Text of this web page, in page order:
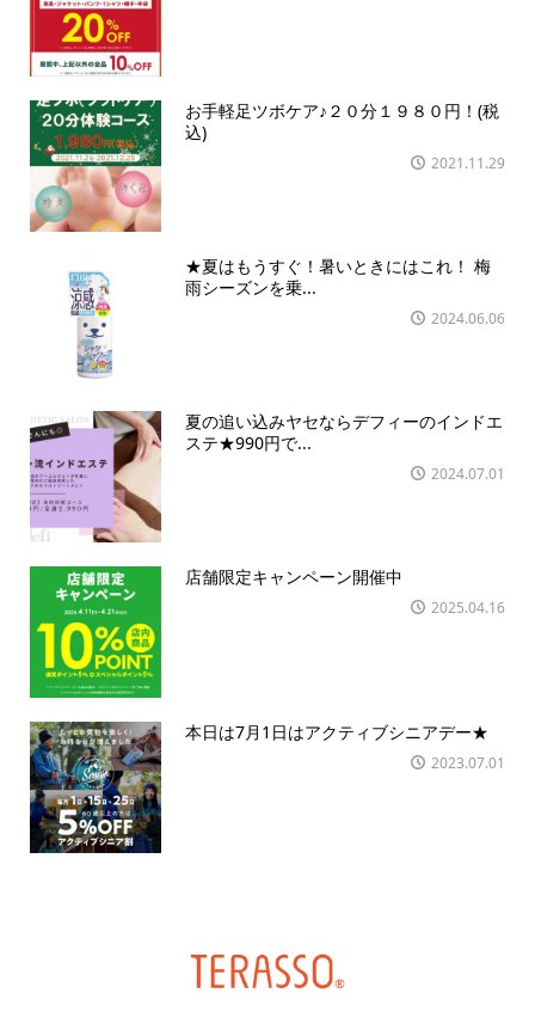
お手軽足ツボケア♪２０分１９８０円！(税
込)
2021.11.29
★夏はもうすぐ！暑いときにはこれ！ 梅
雨シーズンを乗...
2024.06.06
夏の追い込みヤセならデフィーのインドエ
ステ★990円で...
2024.07.01
店舗限定キャンペーン開催中
2025.04.16
本日は7月1日はアクティブシニアデー★
2023.07.01